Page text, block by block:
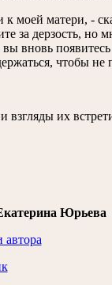
к моей матери, -
за дерзость, но
вновь
чтобы
взгляды их
Юрьевa
автора